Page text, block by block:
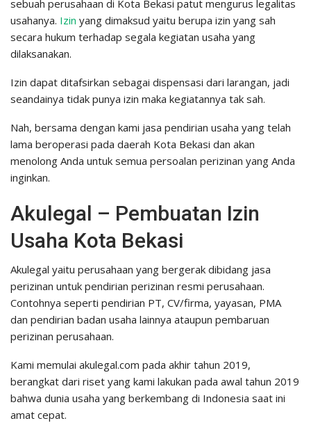
sebuah perusahaan di Kota Bekasi patut mengurus legalitas
usahanya. Izin yang dimaksud yaitu berupa izin yang sah
secara hukum terhadap segala kegiatan usaha yang
dilaksanakan.
Izin dapat ditafsirkan sebagai dispensasi dari larangan, jadi
seandainya tidak punya izin maka kegiatannya tak sah.
Nah, bersama dengan kami jasa pendirian usaha yang telah
lama beroperasi pada daerah Kota Bekasi dan akan
menolong Anda untuk semua persoalan perizinan yang Anda
inginkan.
Akulegal – Pembuatan Izin
Usaha Kota Bekasi
Akulegal yaitu perusahaan yang bergerak dibidang jasa
perizinan untuk pendirian perizinan resmi perusahaan.
Contohnya seperti pendirian PT, CV/firma, yayasan, PMA
dan pendirian badan usaha lainnya ataupun pembaruan
perizinan perusahaan.
Kami memulai akulegal.com pada akhir tahun 2019,
berangkat dari riset yang kami lakukan pada awal tahun 2019
bahwa dunia usaha yang berkembang di Indonesia saat ini
amat cepat.